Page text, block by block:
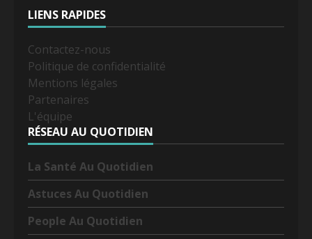
LIENS RAPIDES
Contactez-nous
Politique de confidentialité
Mentions légales
Partenaires
L'équipe
RÉSEAU AU QUOTIDIEN
La Santé Au Quotidien
Astuces Au Quotidien
People Au Quotidien